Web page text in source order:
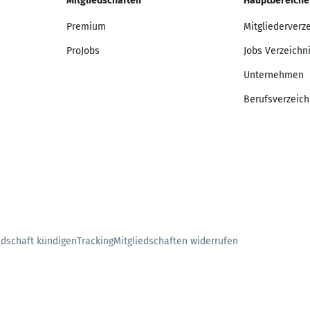
Premium
ProJobs Jobs
Unternehmen
kündigenTrackingMitgliedschaften widerrufen